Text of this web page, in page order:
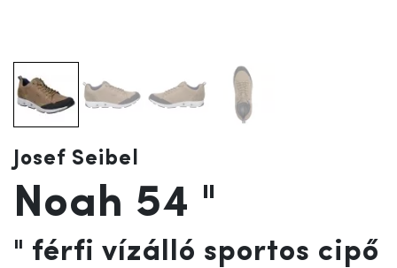
Josef Seibel
Noah 54 "
" férfi vízálló sportos cipő